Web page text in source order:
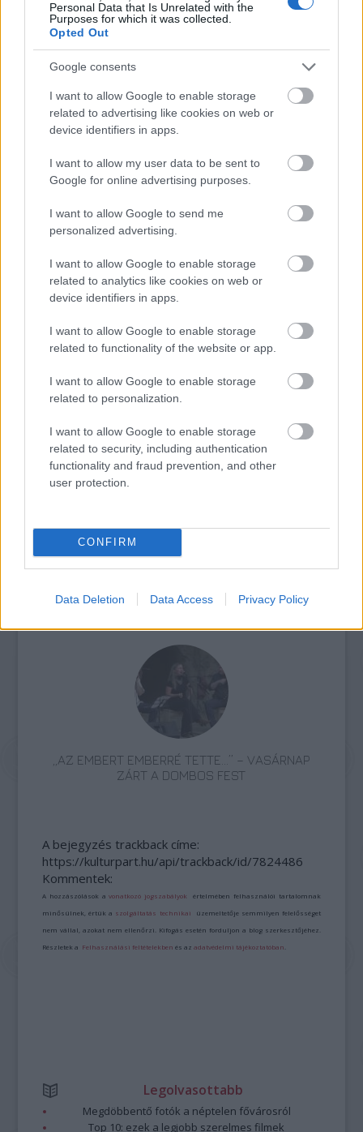
Personal Data that Is Unrelated with the
Purposes for which it was collected.
Opted Out
Google consents
I want to allow Google to enable storage
related to advertising like cookies on web or
device identifiers in apps.
I want to allow my user data to be sent to
Google for online advertising purposes.
I want to allow Google to send me
personalized advertising.
I want to allow Google to enable storage
related to analytics like cookies on web or
device identifiers in apps.
I want to allow Google to enable storage
related to functionality of the website or app.
I want to allow Google to enable storage
related to personalization.
I want to allow Google to enable storage
related to security, including authentication
functionality and fraud prevention, and other
user protection.
CONFIRM
Data Deletion Data Access Privacy Policy
önkritika?
80-as évek közepén koncertet adott. Lakást
vásárolt Budapesten, magyar élettársával
többször töltött itt néhány napot. Tavaly
ősszel saját tervezésű, világítótorony-
Lennon emlékére, amelyen 24 nyelven
olvasható: Imagine Peace (Képzeld, béke van)
felirat.
Zene
ELSTARTOLT A MŰVÉSZETEK VÖLGYE
„AZ EMBERT EMBERRÉ TETTE…” – VASÁRNAP
ZÁRT A DOMBOS FEST
A bejegyzés trackback címe:
https://kulturpart.hu/api/trackback/id/7824486
Kommentek:
A hozzászólások avonatkozó jogszabályok értelmében felhasználói tartalomnak
minősülnek, értük a szolgáltatás technikai üzemeltetője semmilyen felelősséget
nem vállal, azokat nem ellenőrzi. Kifogás esetén forduljon a blog szerkesztőjéhez.
Részletek a Felhasználási feltételekben és azadatvédelmi tájékoztatóban
Legolvasottabb
Megdöbbentő fotók a néptelen fővárosról
Top 10: ezek a legjobb szerelmes filmek